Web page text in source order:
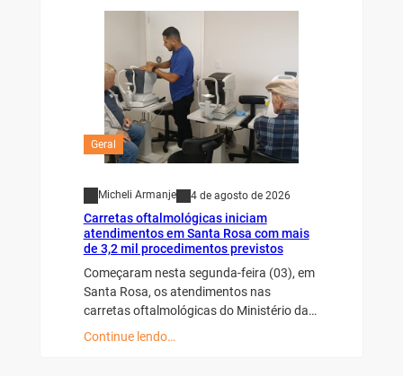
Geral
Micheli Armanje 4 de agosto de 2026
Carretas oftalmológicas iniciam
atendimentos em Santa Rosa com mais
de 3,2 mil procedimentos previstos
Começaram nesta segunda-feira (03), em
Santa Rosa, os atendimentos nas
carretas oftalmológicas do Ministério da…
Continue lendo…